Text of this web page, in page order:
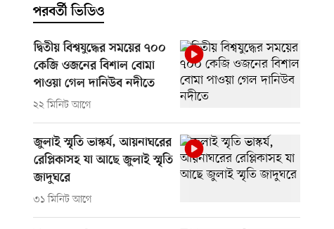
পরবর্তী ভিডিও
দ্বিতীয় বিশ্বযুদ্ধের সময়ের ৭০০
কেজি ওজনের বিশাল বোমা
পাওয়া গেল দানিউব নদীতে
২২ মিনিট আগে
জুলাই স্মৃতি ভাস্কর্য, আয়নাঘরের
রেপ্লিকাসহ যা আছে জুলাই স্মৃতি
জাদুঘরে
৩১ মিনিট আগে